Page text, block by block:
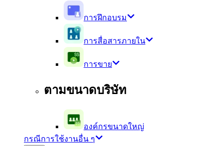
การฝึกอบรม
การสื่อสารภายใน
การขาย
ตามขนาดบริษัท
องค์กรขนาดใหญ่
กรณีการใช้งานอื่น ๆ